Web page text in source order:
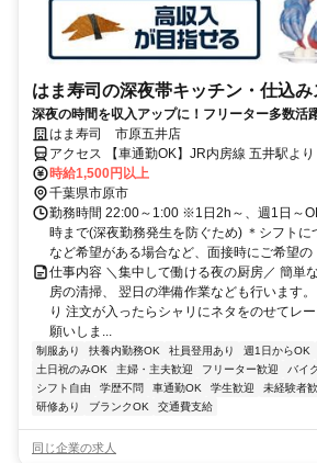
はま寿司の深夜帯キッチン・仕込み
深夜の時間を収入アップに！フリーター多数活
境です！
はま寿司 市原五井店
アクセス 【車通勤OK】JR内房線 五井駅よ
時給1,500円以上
千葉県市原市
勤務時間 22:00～1:00 ※1日2h～、週1日～
時まで(深夜勤務発生を防ぐため) ＊シフトに
など希望がある場合など、面接時にご希望の
仕事内容 ＼集中して働ける夜の厨房／ 簡単
房の清掃、 翌日の準備作業なども行います
り 注文が入ったらシャリにネタをのせてレ
願いしま...
制服あり 扶養内勤務OK 社員登用あり 週1日からOK
土日祝のみOK
主婦・主夫歓迎 フリーター歓迎 バイ
シフト自由
学歴不問 車通勤OK 学生歓迎 未経験者
研修あり
ブランクOK 交通費支給
同じ企業の求人